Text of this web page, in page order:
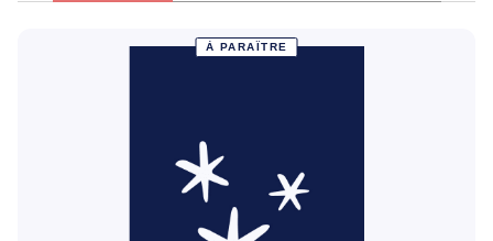
À PARAÎTRE